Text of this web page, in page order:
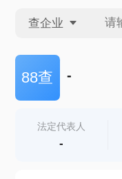
查企业
查企业
查产地
88查 -
法定代表人
-